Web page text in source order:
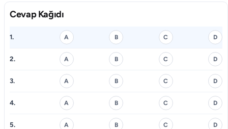
Cevap Kağıdı
1. A B C D
2. A B C D
3. A B C D
4. A B C D
5. A B C D